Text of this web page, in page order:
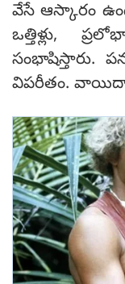
వేసే ఆస్కారం
ఒత్తిళ్లు,
సంభాషిస్తారు.
విపరీతం. వాయిదా